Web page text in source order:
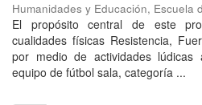
Humanidades y Educación, Escuela
El propósito central de este
cualidades físicas Resistencia,
por medio de actividades
equipo de fútbol sala, categoría ...